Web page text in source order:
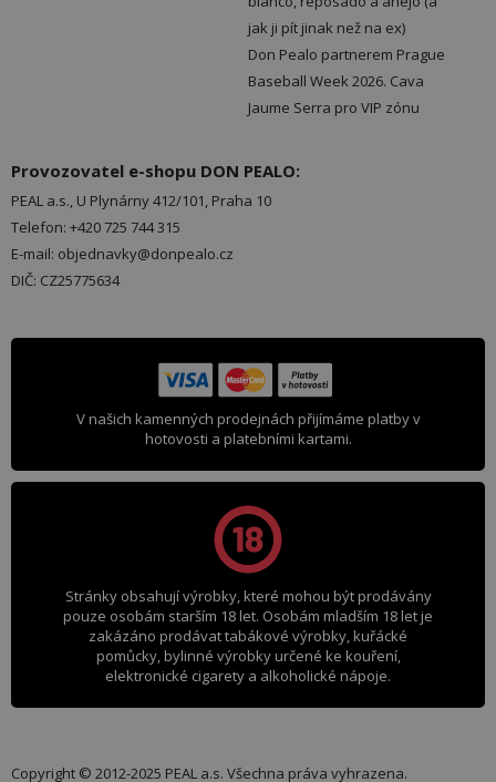
jak ji pít jinak než na ex)
Don Pealo partnerem Prague
Baseball Week 2026. Cava
Jaume Serra pro VIP zónu
Provozovatel e-shopu DON PEALO:
PEAL a.s., U Plynárny 412/101, Praha 10
Telefon: +420 725 744 315
E-mail: objednavky@donpealo.cz
DIČ: CZ25775634
V našich kamenných prodejnách přijímáme platby v
hotovosti a platebními kartami.
Stránky obsahují výrobky, které mohou být prodávány
pouze osobám starším 18 let. Osobám mladším 18 let je
zakázáno prodávat tabákové výrobky, kuřácké
pomůcky, bylinné výrobky určené ke kouření,
elektronické cigarety a alkoholické nápoje.
Copyright © 2012-2025 PEAL a.s. Všechna práva vyhrazena.